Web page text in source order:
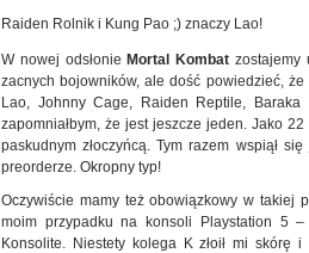
Raiden Rolnik i Kung Pao ;) znaczy Lao!
W nowej odsłonie Mortal Kombat zostajemy
zacnych bojowników, ale dość powiedzieć,
Lao, Johnny Cage, Raiden Reptile,
zapomniałbym, że jest jeszcze jeden. Jako
paskudnym złoczyńcą. Tym razem wspiął
preorderze. Okropny typ!
Oczywiście mamy też obowiązkowy w takiej
moim przypadku na konsoli Playstation 5
Konsolite. Niestety kolega K złoił mi skórę